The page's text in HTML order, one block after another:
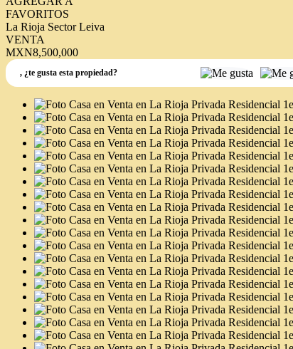
FAVORITOS
La Rioja Sector Leiva
VENTA
MXN8,500,000
, ¿te gusta esta propiedad?